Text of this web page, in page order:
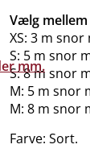
mm.
Vælg mellem
XS: 3 m snor
S: 5 m snor
S: 8 m snor
M: 5 m snor
M: 8 m snor
Farve: Sort.